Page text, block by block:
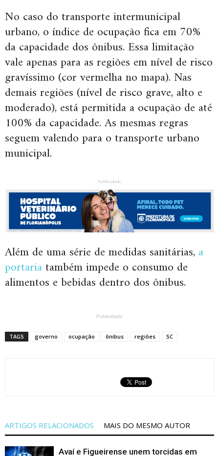
No caso do transporte intermunicipal
urbano, o índice de ocupação fica em 70%
da capacidade dos ônibus. Essa limitação
vale apenas para as regiões em nível de risco
gravíssimo (cor vermelha no mapa). Nas
demais regiões (nível de risco grave, alto e
moderado), está permitida a ocupação de até
100% da capacidade. As mesmas regras
seguem valendo para o transporte urbano
municipal.
Publicidade
Além de uma série de medidas sanitárias, a
portariatambém impede o consumo de
alimentos e bebidas dentro dos ônibus.
Publicidade
TAGS governo ocupação ônibus regiões SC
ARTIGOS RELACIONADOS MAIS DO MESMO AUTOR
Avaí e Figueirense unem torcidas em